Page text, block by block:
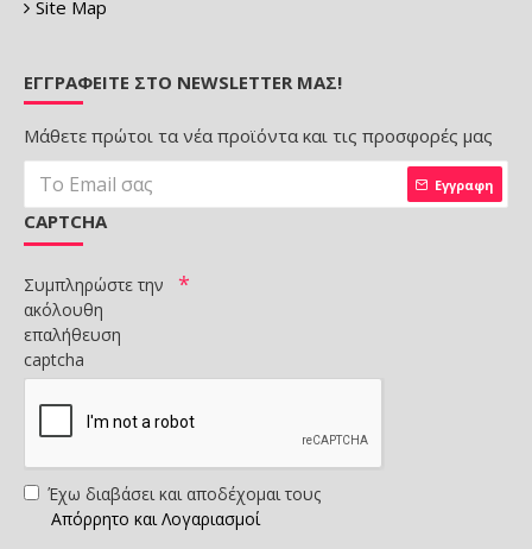
Site Map
ΕΓΓΡΑΦΕΊΤΕ ΣΤΟ NEWSLETTER ΜΑΣ!
Μάθετε πρώτοι τα νέα προϊόντα και τις προσφορές μας
Εγγραφη
CAPTCHA
Συμπληρώστε την
ακόλουθη
επαλήθευση
captcha
Έχω διαβάσει και αποδέχομαι τους
Απόρρητο και Λογαριασμοί